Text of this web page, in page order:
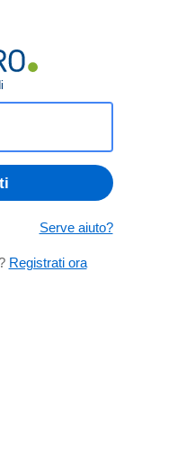
Serve aiuto?
Registrati ora